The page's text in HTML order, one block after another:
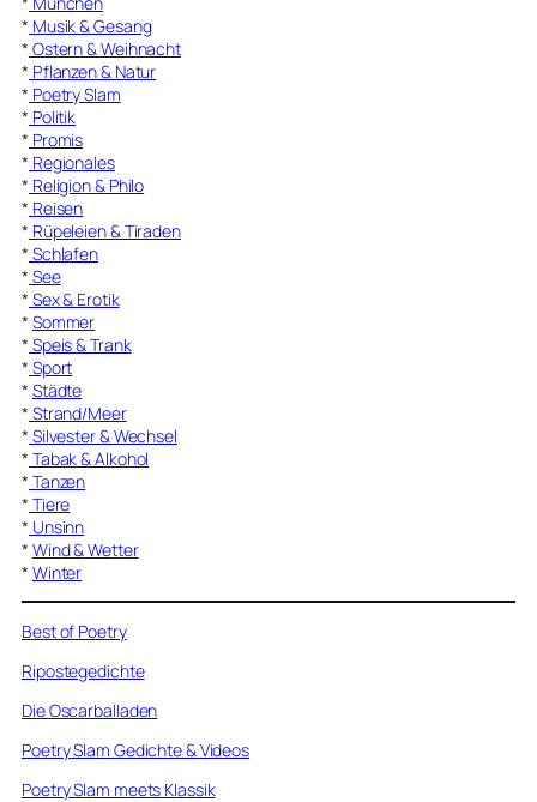
* Musik & Gesang
* Ostern & Weihnacht
* Pflanzen & Natur
* Poetry Slam
* Politik
* Promis
* Regionales
* Religion & Philo
* Reisen
* Rüpeleien & Tiraden
* Schlafen
* See
* Sex & Erotik
* Sommer
* Speis & Trank
* Sport
* Städte
* Strand/Meer
* Silvester & Wechsel
* Tabak & Alkohol
* Tanzen
* Tiere
* Unsinn
* Wind & Wetter
* Winter
Best of Poetry
Ripostegedichte
Die Oscarballaden
Poetry Slam Gedichte & Videos
Poetry Slam meets Klassik